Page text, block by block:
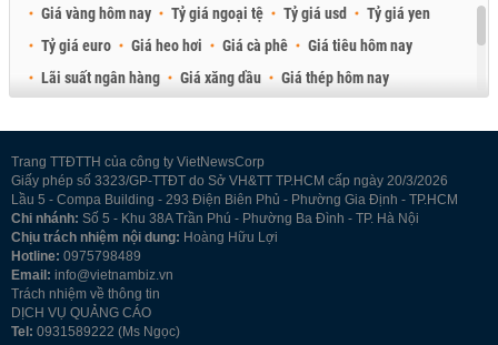
Giá vàng hôm nay Tỷ giá ngoại tệ Tỷ giá usd
Tỷ giá yen
Tỷ giá euro
Giá heo hơi Giá cà phê
Giá tiêu hôm nay
Lãi suất ngân hàng
Giá xăng dầu
Giá thép hôm nay
Trang TTĐTTH của công ty VietNewsCorp
Giấy phép số 3323/GP-TTĐT do Sở VH&TT TP.HCM cấp ngày 20/3/2026
Lầu 5 - Compa Building - 293 Điện Biên Phủ - Phường Gia Định - TP.HCM
Chi nhánh: Số 5 - Khu 38A Trần Phú - Phường Ba Đình - TP. Hà Nội
Chịu trách nhiệm nội dung: Hoàng Hữu Lợi
Hotline: 0975798489
Email: info@vietnambiz.vn
Trách nhiệm về thông tin
DỊCH VỤ QUẢNG CÁO
Tel: 0931589222 (Ms Ngọc)